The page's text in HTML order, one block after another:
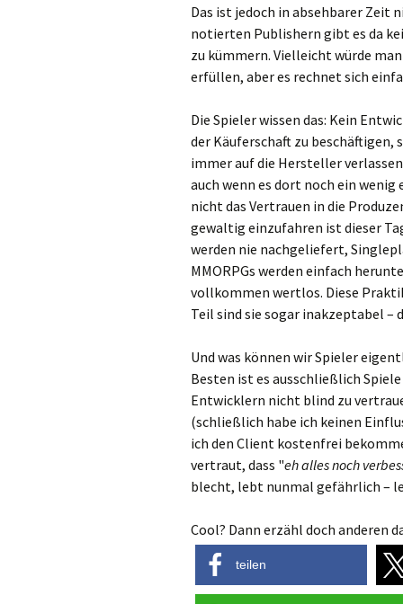
Das ist jedoch in absehbarer Zeit
notierten Publishern gibt es da
zu kümmern. Vielleicht würde
erfüllen, aber es rechnet sich
Die Spieler wissen das: Kein
der Käuferschaft zu
immer auf die Hersteller
auch wenn es dort noch ein
nicht das Vertrauen in die
gewaltig einzufahren ist dieser
werden nie nachgeliefert,
MMORPGs werden einfach
vollkommen wertlos. Diese
Teil sind sie sogar inakzeptabel –
Und was können wir Spieler
Besten ist es ausschließlich
Entwicklern nicht blind zu
(schließlich habe ich keinen
ich den Client kostenfrei
vertraut, dass "eh alles noch
blecht, lebt nunmal gefährlich –
Cool? Dann erzähl doch anderen
teilen